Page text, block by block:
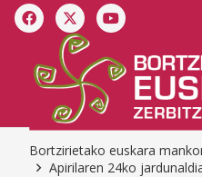
Bortzirietako euskara
Apirilaren 24ko